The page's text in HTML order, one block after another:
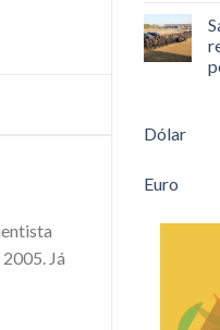
Já
Dólar
Euro